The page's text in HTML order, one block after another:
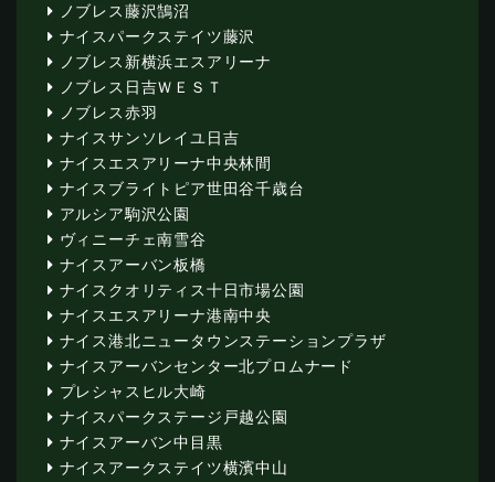
ノブレス藤沢鵠沼
ナイスパークステイツ藤沢
ノブレス新横浜エスアリーナ
ノブレス日吉ＷＥＳＴ
ノブレス赤羽
ナイスサンソレイユ日吉
ナイスエスアリーナ中央林間
ナイスブライトピア世田谷千歳台
アルシア駒沢公園
ヴィニーチェ南雪谷
ナイスアーバン板橋
ナイスクオリティス十日市場公園
ナイスエスアリーナ港南中央
ナイス港北ニュータウンステーションプラザ
ナイスアーバンセンター北プロムナード
プレシャスヒル大崎
ナイスパークステージ戸越公園
ナイスアーバン中目黒
ナイスアークステイツ横濱中山